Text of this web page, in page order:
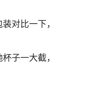
对比一下，
子一大截，